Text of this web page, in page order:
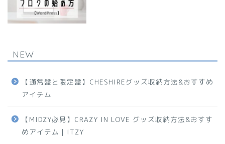
NEW
【通常盤と限定盤】CHESHIREグッズ収納方法&おすすめ
アイテム
【MIDZY必見】CRAZY IN LOVE グッズ収納方法&おすす
めアイテム｜ITZY